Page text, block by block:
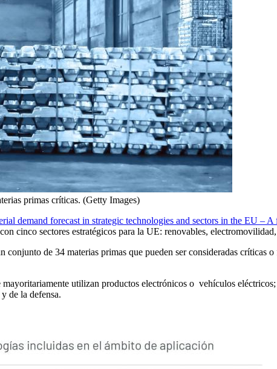
primas críticas. (Getty Images)
demand forecast in strategic technologies and sectors in the EU –
cinco sectores estratégicos para la UE: renovables,
conjunto de 34 materias primas que pueden ser consideradas críticas
utilizan productos electrónicos o vehículos eléctricos;
de la defensa.